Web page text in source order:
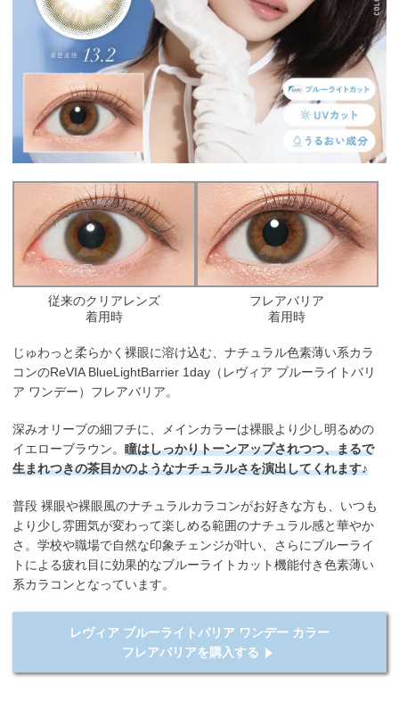
従来のクリアレンズ
着用時
フレアバリア
着用時
じゅわっと柔らかく裸眼に溶け込む、ナチュラル色素薄い系カラ
コンのReVIA BlueLightBarrier 1day（レヴィア ブルーライトバリ
ア ワンデー）フレアバリア。
深みオリーブの細フチに、メインカラーは裸眼より少し明るめの
イエローブラウン。瞳はしっかりトーンアップされつつ、まるで
生まれつきの茶目かのようなナチュラルさを演出してくれます♪
普段 裸眼や裸眼風のナチュラルカラコンがお好きな方も、いつも
より少し雰囲気が変わって楽しめる範囲のナチュラル感と華やか
さ。学校や職場で自然な印象チェンジが叶い、さらにブルーライ
トによる疲れ目に効果的なブルーライトカット機能付き色素薄い
系カラコンとなっています。
レヴィア ブルーライトバリア ワンデー カラー
フレアバリアを購入する